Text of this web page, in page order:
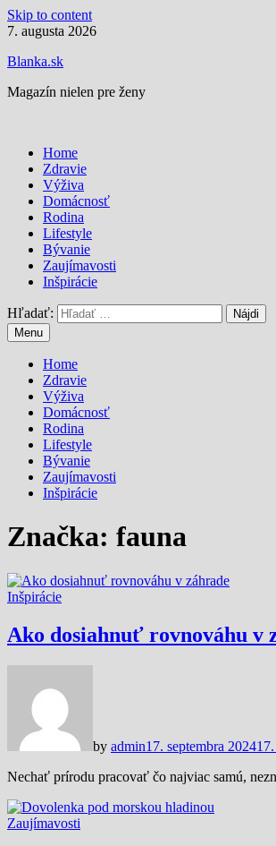
Skip to content
7. augusta 2026
Blanka.sk
Magazín nielen pre ženy
Home
Zdravie
Výživa
Domácnosť
Rodina
Lifestyle
Bývanie
Zaujímavosti
Inšpirácie
Hľadať:
Menu
Home
Zdravie
Výživa
Domácnosť
Rodina
Lifestyle
Bývanie
Zaujímavosti
Inšpirácie
Značka: fauna
Inšpirácie
Ako dosiahnuť rovnováhu v
by admin17. septembra 2024
Nechať prírodu pracovať čo najviac samú,
Zaujímavosti